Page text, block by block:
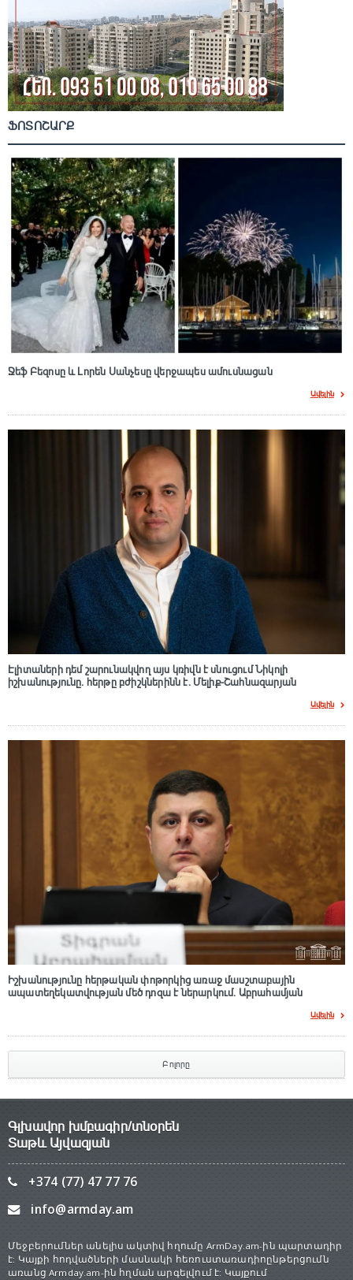
ՖՈՏՈՇԱՐՔ
Ջեֆ Բեզոսը և Լորեն Սանչեսը վերջապես ամուսնացան
Ավելին
Էլիտաների դեմ շարունակվող այս կռիվն է սնուցում Նիկոլի
իշխանությունը. հերթը բժիշկներինն է. Մելիք-Շահնազարյան
Ավելին
Իշխանությունը հերթական փոթորկից առաջ մասշտաբային
ապատեղեկատվության մեծ դnզա է ներարկում․ Աբրահամյան
Ավելին
Բոլորը
Գլխավոր խմբագիր/տնօրեն
Տաթև Այվազյան
+374 (77) 47 77 76
info@armday.am
Մեջբերումներ անելիս ակտիվ հղումը ArmDay.am-ին պարտադիր
է: Կայքի հոդվածների մասնակի հեռուստառադիոընթերցումն
առանց Armday.am-ին հղման արգելվում է: Կայքում